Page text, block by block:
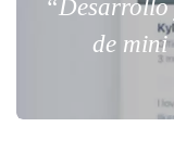
“Desarrollo
de